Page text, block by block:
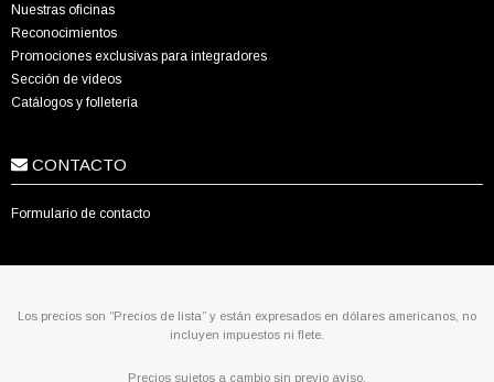
Nuestras oficinas
Reconocimientos
Promociones exclusivas para integradores
Sección de videos
Catálogos y folletería
CONTACTO
Formulario de contacto
Los precios son “Precios de lista” y están expresados en dólares americanos, no
incluyen impuestos ni flete.
Precios sujetos a cambio sin previo aviso.